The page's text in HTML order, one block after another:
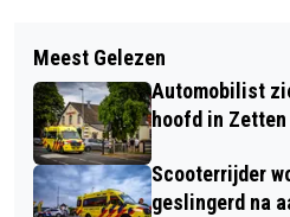
SPOORBRUG HOGE
GEBRUIK!
NIEUWE VIDEO-
BEGRIJPELIJKE
GEZINNEN MET
JAAR
Meest Gelezen
Automobilist
hoofd in Zetten
Scooterrijder
geslingerd na